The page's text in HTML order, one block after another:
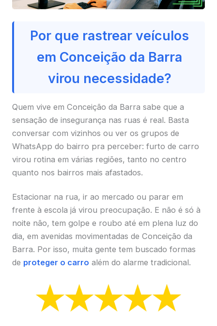
Por que rastrear veículos
em Conceição da Barra
virou necessidade?
Quem vive em Conceição da Barra sabe que a
sensação de insegurança nas ruas é real. Basta
conversar com vizinhos ou ver os grupos de
WhatsApp do bairro pra perceber: furto de carro
virou rotina em várias regiões, tanto no centro
quanto nos bairros mais afastados.
Estacionar na rua, ir ao mercado ou parar em
frente à escola já virou preocupação. E não é só à
noite não, tem golpe e roubo até em plena luz do
dia, em avenidas movimentadas de Conceição da
Barra. Por isso, muita gente tem buscado formas
de proteger o carro além do alarme tradicional.